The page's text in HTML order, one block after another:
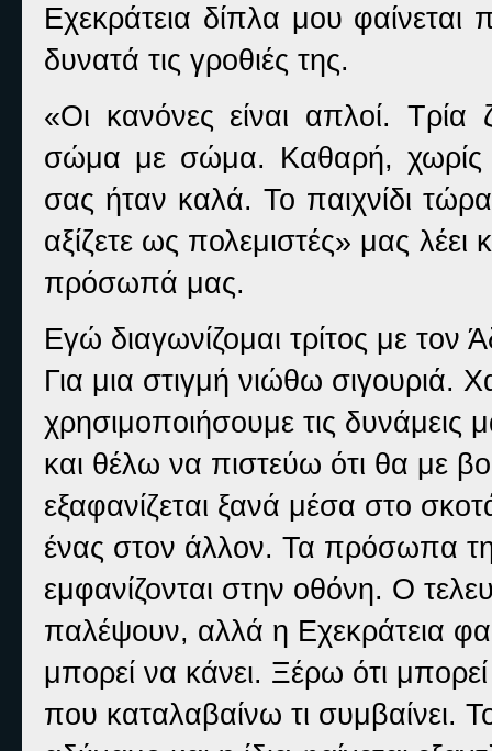
Εχεκράτεια δίπλα μου φαίνεται
δυνατά τις γροθιές της.
«Οι κανόνες είναι απλοί.
σώμα με σώμα. Καθαρή, χωρίς
σας ήταν καλά. Το παιχνίδι
αξίζετε ως πολεμιστές» μας
πρόσωπά μας.
Εγώ διαγωνίζομαι τρίτος με τον
Για μια στιγμή νιώθω σιγουριά.
χρησιμοποιήσουμε τις
και θέλω να πιστεύω ότι θα με
εξαφανίζεται ξανά μέσα στο
ένας στον άλλον. Τα πρόσωπα
εμφανίζονται στην οθόνη. Ο
παλέψουν, αλλά η Εχεκράτεια
μπορεί να κάνει. Ξέρω ότι
που καταλαβαίνω τι συμβαίνει.